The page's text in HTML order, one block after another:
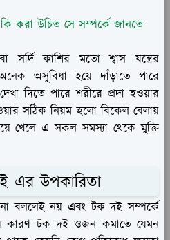
করা উচিত সে সম্পর্কে জানতে
সর্দি কাশির মতো শ্বাস যন্ত্রের
অসুবিধা হয়ে দাঁড়াতে পারে
দিতে পারে শরীরে প্রদা হওয়ার
সঠিক নিয়ম হলো বিকেল বেলায়
খেলে এ সকল সমস্যা থেকে মুক্তি
এর উপকারিতা
বললেই নয় এবং টক দই সম্পর্কে
কারণ টক দই ওজন কমাতে যেমন